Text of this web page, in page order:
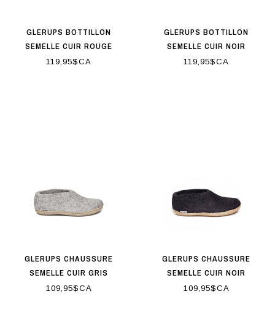
GLERUPS BOTTILLON
SEMELLE CUIR ROUGE
119,95$CA
GLERUPS BOTTILLON
SEMELLE CUIR NOIR
119,95$CA
GLERUPS CHAUSSURE
SEMELLE CUIR GRIS
109,95$CA
GLERUPS CHAUSSURE
SEMELLE CUIR NOIR
109,95$CA